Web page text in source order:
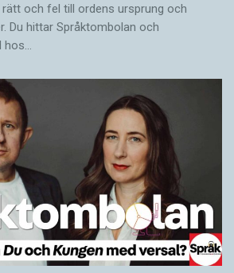
och fel till ordens ursprung och
Du hittar Språktombolan och
hos…